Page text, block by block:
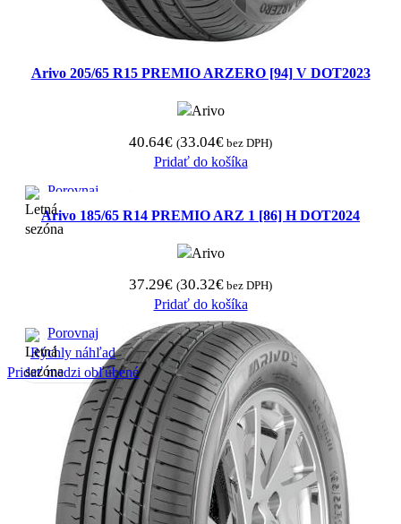
Arivo 205/65 R15 PREMIO ARZERO [94] V DOT2023
40.64€ (33.04€ bez DPH)
Pridať do košíka
Porovnaj
Rýchly náhľad
Pridať medzi obľúbené
Arivo 185/65 R14 PREMIO ARZ 1 [86] H DOT2024
37.29€ (30.32€ bez DPH)
Pridať do košíka
Porovnaj
Rýchly náhľad
Pridať medzi obľúbené